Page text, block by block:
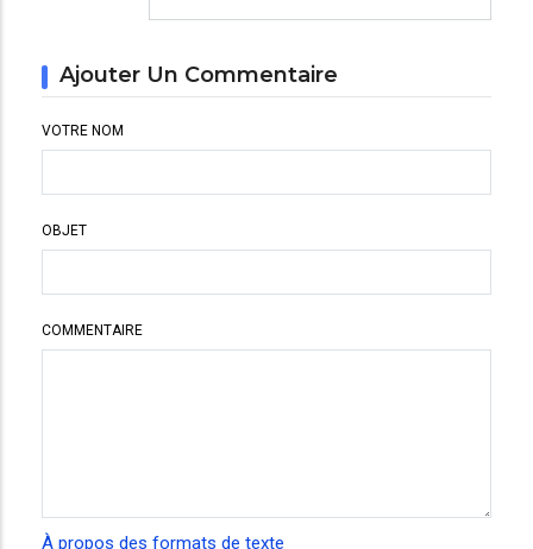
Ajouter Un Commentaire
VOTRE NOM
OBJET
COMMENTAIRE
À propos des formats de texte